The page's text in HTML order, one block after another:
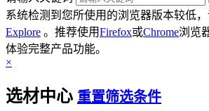
系统检测到您所使用的浏览器版本较低
Explore 。推荐使用Firefox或Chrome浏览
体验完整产品功能。
×
选材中心 重置筛选条件